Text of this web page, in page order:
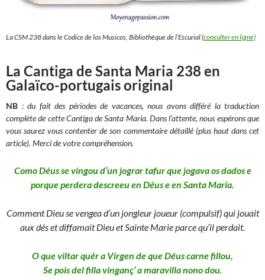
La CSM 238 dans le Codice de los Musicos, Bibliothèque de l’Escurial (consulter en ligne)
La Cantiga de Santa Maria 238 en
Galaïco-portugais original
NB : du fait des périodes de vacances, nous avons différé la traduction
complète de cette Cantiga de Santa Maria. Dans l’attente, nous espérons que
vous saurez vous contenter de son commentaire détaillé (plus haut dans cet
article). Merci de votre compréhension.
Como Déus se vingou d’un jograr tafur que jogava os dados e
porque perdera descreeu en Déus e en Santa María.
Comment Dieu se vengea d’un jongleur joueur (compulsif) qui jouait
aux dés et diffamait Dieu et Sainte Marie parce qu’il perdait.
O que viltar quér a Virgen de que Déus carne fillou,
Se pois del filla vinganç’ a maravilla nono dou.